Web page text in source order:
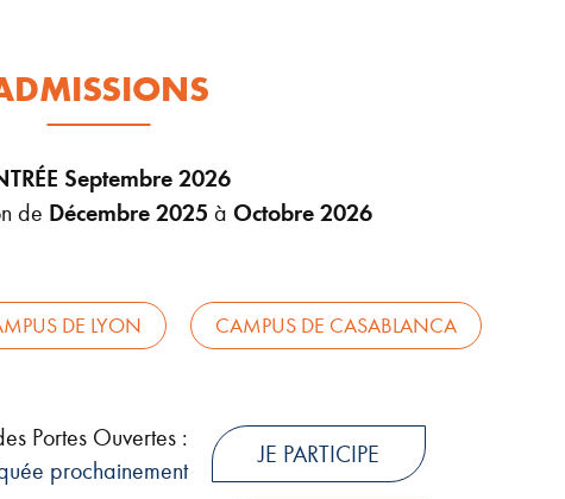
Septembre 2026
de Décembre 2025 à Octobre 2026
DE LYON CAMPUS DE CASABLANCA
Portes Ouvertes :
prochainement
JE PARTICIPE